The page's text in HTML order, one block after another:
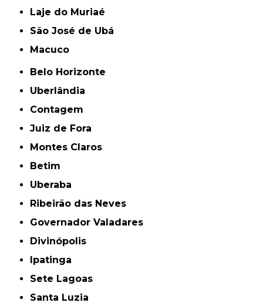
Laje do Muriaé
São José de Ubá
Macuco
Belo Horizonte
Uberlândia
Contagem
Juiz de Fora
Montes Claros
Betim
Uberaba
Ribeirão das Neves
Governador Valadares
Divinópolis
Ipatinga
Sete Lagoas
Santa Luzia